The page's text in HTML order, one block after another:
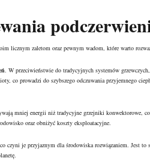
licznym zaletom oraz pewnym wadom, które warto
. W przeciwieństwie do tradycyjnych systemów
co prowadzi do szybszego odczuwania przyjemnego
mniej energii niż tradycyjne grzejniki konwektorowe,
oraz obniżyć koszty eksploatacyjne.
czyni je przyjaznym dla środowiska rozwiązaniem. Jest to